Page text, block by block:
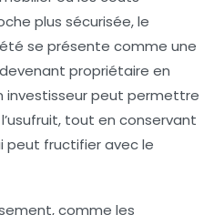
plus sécurisée, le
se présente comme une
propriétaire en
investisseur peut permettre
tout en conservant
peut fructifier avec le
comme les